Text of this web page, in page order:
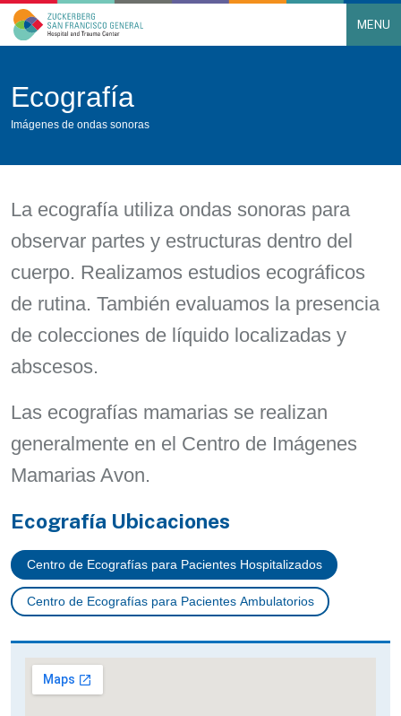
Main Navigation MENU
Ecografía
Imágenes de ondas sonoras
La ecografía utiliza ondas sonoras para
observar partes y estructuras dentro del
cuerpo. Realizamos estudios ecográficos
de rutina. También evaluamos la presencia
de colecciones de líquido localizadas y
abscesos.
Las ecografías mamarias se realizan
generalmente en el Centro de Imágenes
Mamarias Avon.
Ecografía Ubicaciones
Centro de Ecografías para Pacientes Hospitalizados
Centro de Ecografías para Pacientes Ambulatorios